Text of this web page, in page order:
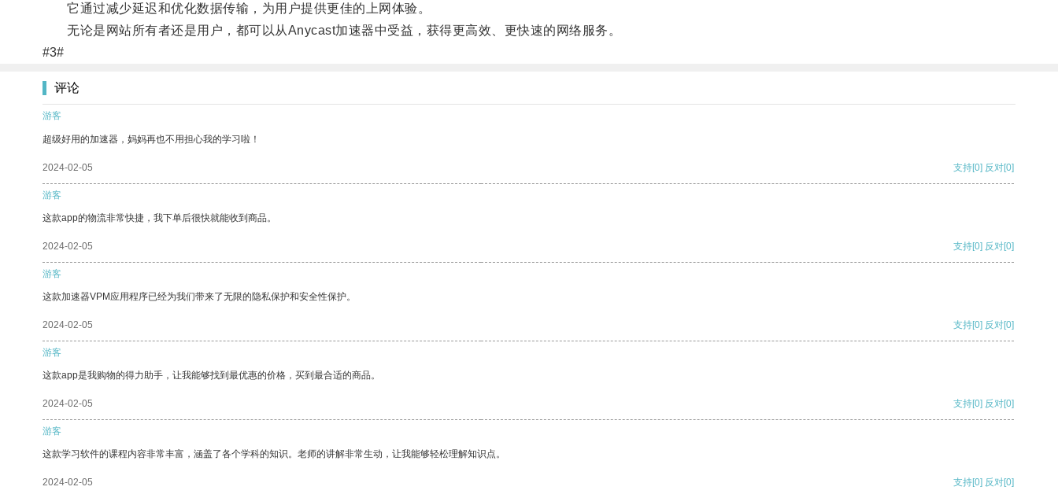
它通过减少延迟和优化数据传输，为用户提供更佳的上网体验。
无论是网站所有者还是用户，都可以从Anycast加速器中受益，获得更高效、更快速的网络服务。
#3#
评论
游客
超级好用的加速器，妈妈再也不用担心我的学习啦！
2024-02-05 支持[0] 反对[0]
游客
这款app的物流非常快捷，我下单后很快就能收到商品。
2024-02-05 支持[0] 反对[0]
游客
这款加速器VPM应用程序已经为我们带来了无限的隐私保护和安全性保护。
2024-02-05 支持[0] 反对[0]
游客
这款app是我购物的得力助手，让我能够找到最优惠的价格，买到最合适的商品。
2024-02-05 支持[0] 反对[0]
游客
这款学习软件的课程内容非常丰富，涵盖了各个学科的知识。老师的讲解非常生动，让我能够轻松理解知识点。
2024-02-05 支持[0] 反对[0]